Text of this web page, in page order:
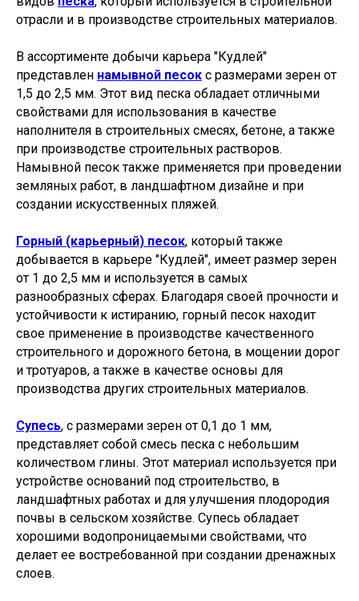
отрасли и в производстве строительных материалов.
В ассортименте добычи карьера "Кудлей"
представлен намывной песок с размерами зерен от
1,5 до 2,5 мм. Этот вид песка обладает отличными
свойствами для использования в качестве
наполнителя в строительных смесях, бетоне, а также
при производстве строительных растворов.
Намывной песок также применяется при проведении
земляных работ, в ландшафтном дизайне и при
создании искусственных пляжей.
Горный (карьерный) песок, который также
добывается в карьере "Кудлей", имеет размер зерен
от 1 до 2,5 мм и используется в самых
разнообразных сферах. Благодаря своей прочности и
устойчивости к истиранию, горный песок находит
свое применение в производстве качественного
строительного и дорожного бетона, в мощении дорог
и тротуаров, а также в качестве основы для
производства других строительных материалов.
Супесь, с размерами зерен от 0,1 до 1 мм,
представляет собой смесь песка с небольшим
количеством глины. Этот материал используется при
устройстве оснований под строительство, в
ландшафтных работах и для улучшения плодородия
почвы в сельском хозяйстве. Супесь обладает
хорошими водопроницаемыми свойствами, что
делает ее востребованной при создании дренажных
слоев.